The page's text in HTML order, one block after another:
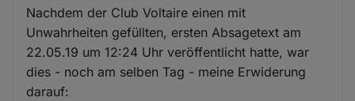
Nachdem der Club Voltaire einen mit
Unwahrheiten gefüllten, ersten Absagetext am
22.05.19 um 12:24 Uhr veröffentlicht hatte, war
dies - noch am selben Tag - meine Erwiderung
darauf: